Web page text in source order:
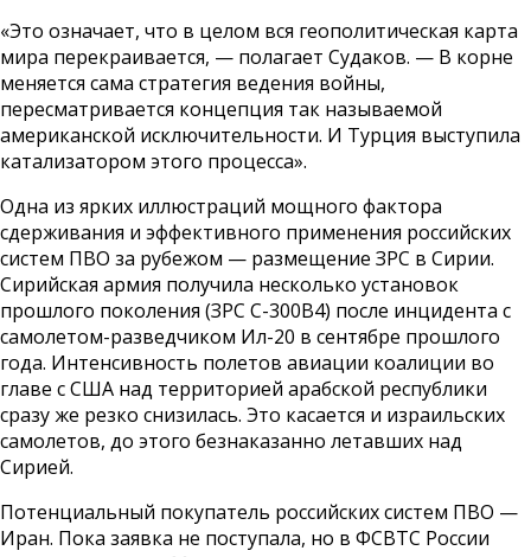
«Это означает, что в целом вся геополитическая карта
мира перекраивается, — полагает Судаков. — В корне
меняется сама стратегия ведения войны,
пересматривается концепция так называемой
американской исключительности. И Турция выступила
катализатором этого процесса».
Одна из ярких иллюстраций мощного фактора
сдерживания и эффективного применения российских
систем ПВО за рубежом — размещение ЗРС в Сирии.
Сирийская армия получила несколько установок
прошлого поколения (ЗРС С-300В4) после инцидента с
самолетом-разведчиком Ил-20 в сентябре прошлого
года. Интенсивность полетов авиации коалиции во
главе с США над территорией арабской республики
сразу же резко снизилась. Это касается и израильских
самолетов, до этого безнаказанно летавших над
Сирией.
Потенциальный покупатель российских систем ПВО —
Иран. Пока заявка не поступала, но в ФСВТС России